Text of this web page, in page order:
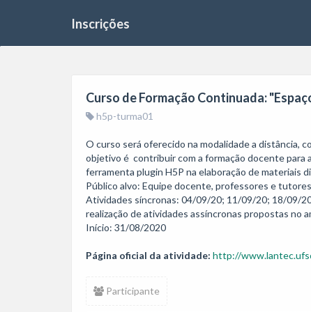
Inscrições
Curso de Formação Continuada:
h5p-turma01
O curso será oferecido na modalidade a distância,
objetivo é  contribuir com a formação docente para
ferramenta plugin H5P na elaboração de materiais
Público alvo: Equipe docente, professores e
Atividades síncronas: 04/09/20; 11/09/20; 18/09/
realização de atividades assíncronas propostas no
Início: 31/08/2020
Página oficial da atividade: http://
Participante